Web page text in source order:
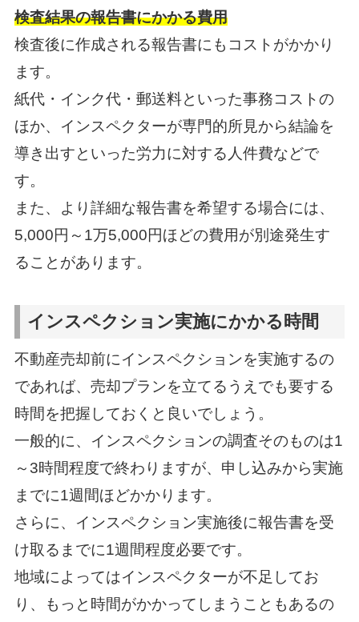
検査結果の報告書にかかる費用
検査後に作成される報告書にもコストがかかり
ます。
紙代・インク代・郵送料といった事務コストの
ほか、インスペクターが専門的所見から結論を
導き出すといった労力に対する人件費などで
す。
また、より詳細な報告書を希望する場合には、
5,000円～1万5,000円ほどの費用が別途発生す
ることがあります。
インスペクション実施にかかる時間
不動産売却前にインスペクションを実施するの
であれば、売却プランを立てるうえでも要する
時間を把握しておくと良いでしょう。
一般的に、インスペクションの調査そのものは1
～3時間程度で終わりますが、申し込みから実施
までに1週間ほどかかります。
さらに、インスペクション実施後に報告書を受
け取るまでに1週間程度必要です。
地域によってはインスペクターが不足してお
り、もっと時間がかかってしまうこともあるの